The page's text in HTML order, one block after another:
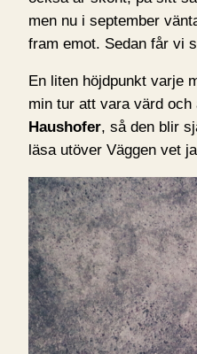
men nu i september
fram emot. Sedan får vi
En liten höjdpunkt varje
min tur att vara värd
Haushofer, så den blir
läsa utöver Väggen vet